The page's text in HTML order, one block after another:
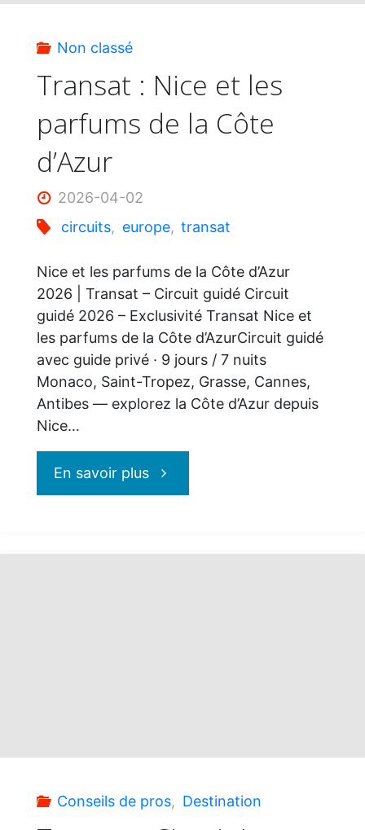
Non classé
Transat : Nice et les
parfums de la Côte
d’Azur
2026-04-02
circuits, europe, transat
Nice et les parfums de la Côte d’Azur
2026 | Transat – Circuit guidé Circuit
guidé 2026 – Exclusivité Transat Nice et
les parfums de la Côte d’AzurCircuit guidé
avec guide privé · 9 jours / 7 nuits
Monaco, Saint-Tropez, Grasse, Cannes,
Antibes — explorez la Côte d’Azur depuis
Nice…
En savoir plus"Transat
Conseils de pros, Destination